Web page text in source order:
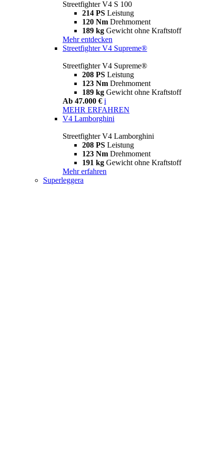
Streetfighter V4 S 100
214 PS Leistung
120 Nm Drehmoment
189 kg Gewicht ohne Kraftstoff
Mehr entdecken
Streetfighter V4 Supreme®
Streetfighter V4 Supreme®
208 PS Leistung
123 Nm Drehmoment
189 kg Gewicht ohne Kraftstoff
Ab 47.000 € i
MEHR ERFAHREN
V4 Lamborghini
Streetfighter V4 Lamborghini
208 PS Leistung
123 Nm Drehmoment
191 kg Gewicht ohne Kraftstoff
Mehr erfahren
Superleggera